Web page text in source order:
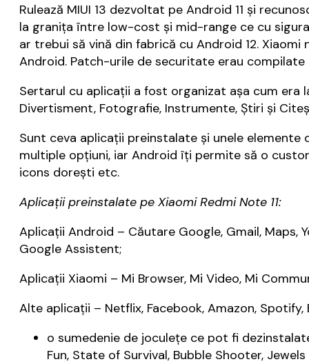
Rulează MIUI 13 dezvoltat pe Android 11 și
la granița între low-cost și mid-range ce cu
ar trebui să vină din fabrică cu Android 12.
Android. Patch-urile de securitate erau compilate
Sertarul cu aplicații a fost organizat așa cum era
Divertisment, Fotografie, Instrumente, Știri și
Sunt ceva aplicații preinstalate și unele elemente
multiple opțiuni, iar Android îți permite să o
icons dorești etc.
Aplicații preinstalate pe Xiaomi Redmi Note 11:
Aplicații Android – Căutare Google, Gmail, Maps,
Google Assistent;
Aplicații Xiaomi – Mi Browser, Mi Video, Mi
Alte aplicații – Netflix, Facebook, Amazon, Spotify,
o sumedenie de joculețe ce pot fi
Fun, State of Survival, Bubble Shooter,